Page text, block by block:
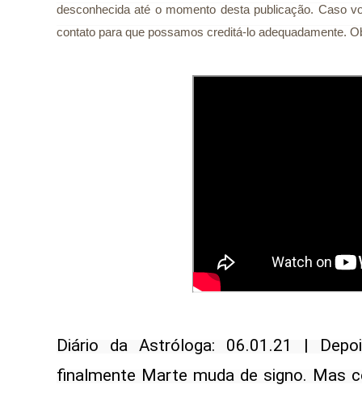
desconhecida até o momento desta publicação. Caso
contato para que possamos creditá-lo adequadamente.
Diário da Astróloga: 06.01.21 |
finalmente Marte muda de signo. Mas